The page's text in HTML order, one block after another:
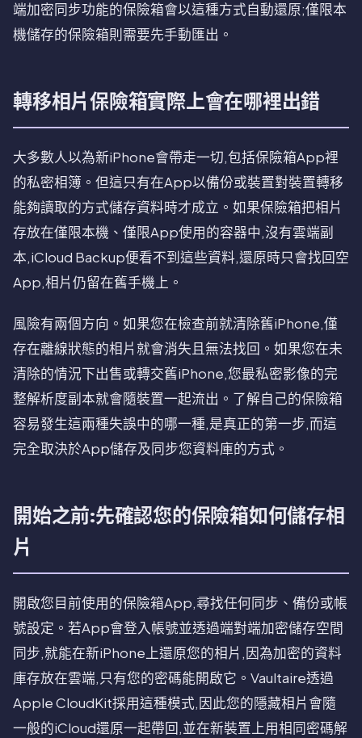
端加密同步功能的保險箱會以這種方式自動還原;僅限本
機儲存的保險箱則需要先手動匯出。
轉移相片保險箱實際上會在哪裡出錯
大多數人以為新iPhone會帶走一切,包括保險箱App裡
的私密相簿。但這只有在App以備份或裝置對裝置轉移
能夠讀取的方式儲存資料時才成立。如果保險箱把相片
存放在僅限本機、僅限App使用的容器中,沒有雲端副
本,iCloud Backup便看不到這些資料,還原時只會找回空
App,相片仍留在舊手機上。
風險有兩個方向。如果您在檢查前就清除舊iPhone,僅
存在離線狀態的相片就會消失且無法找回。如果您在未
清除的情況下出售或轉交舊iPhone,您最私密影像的完
整解析度副本就會隨裝置一起流出。了解自己的保險箱
容易發生這兩種失誤中的哪一種,是真正的第一步,而這
完全取決於App儲存及同步您資料庫的方式。
開始之前:先確認您的保險箱如何儲存相
片
開啟您目前使用的保險箱App,尋找任何同步、備份或帳
號設定。若App會登入帳號並透過端對端加密儲存空間
同步,就能在新iPhone上還原您的相片,因為加密的資料
庫存放在雲端,只有您的密碼能開啟它。Vaultaire透過
Apple CloudKit採用這種模式,因此您的隱藏相片會隨
一般的iCloud還原一起帶回,並在新裝置上用相同密碼解